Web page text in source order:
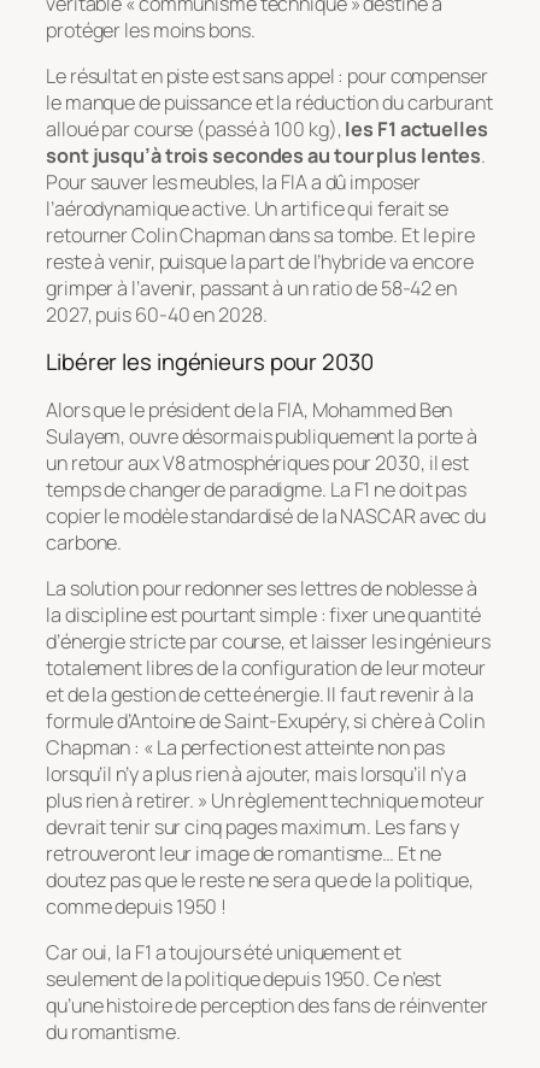
protéger les moins bons.
Le résultat en piste est sans appel : pour compenser
le manque de puissance et la réduction du carburant
alloué par course (passé à 100 kg),les F1 actuelles
sont jusqu’à trois secondes au tour plus lentes.
Pour sauver les meubles, la FIA a dû imposer
l’aérodynamique active. Un artifice qui ferait se
retourner Colin Chapman dans sa tombe. Et le pire
reste à venir, puisque la part de l’hybride va encore
grimper à l’avenir, passant à un ratio de 58-42 en
2027, puis 60-40 en 2028.
Libérer les ingénieurs pour 2030
Alors que le président de la FIA, Mohammed Ben
Sulayem, ouvre désormais publiquement la porte à
un retour aux V8 atmosphériques pour 2030, il est
temps de changer de paradigme. La F1 ne doit pas
copier le modèle standardisé de la NASCAR avec du
carbone.
La solution pour redonner ses lettres de noblesse à
la discipline est pourtant simple : fixer une quantité
d’énergie stricte par course, et laisser les ingénieurs
totalement libres de la configuration de leur moteur
et de la gestion de cette énergie. Il faut revenir à la
formule d’Antoine de Saint-Exupéry, si chère à Colin
Chapman : « La perfection est atteinte non pas
lorsqu’il n’y a plus rien à ajouter, mais lorsqu’il n’y a
plus rien à retirer. » Un règlement technique moteur
devrait tenir sur cinq pages maximum. Les fans y
retrouveront leur image de romantisme… Et ne
doutez pas que le reste ne sera que de la politique,
comme depuis 1950 !
Car oui, la F1 a toujours été uniquement et
seulement de la politique depuis 1950. Ce n’est
qu’une histoire de perception des fans de réinventer
du romantisme.